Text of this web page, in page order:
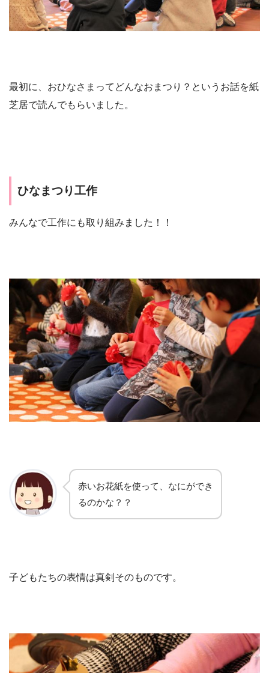
最初に、おひなさまってどんなおまつり？というお話を紙
芝居で読んでもらいました。
ひなまつり工作
みんなで工作にも取り組みました！！
赤いお花紙を使って、なにができ
るのかな？？
子どもたちの表情は真剣そのものです。